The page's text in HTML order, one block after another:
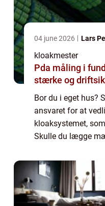
04 june 2026 Lars
kloakmester
Pda måling i
stærke og
Bor du i eget hus?
ansvaret for at
kloaksystemet,
Skulle du lægge
badeværelse, og
af s...